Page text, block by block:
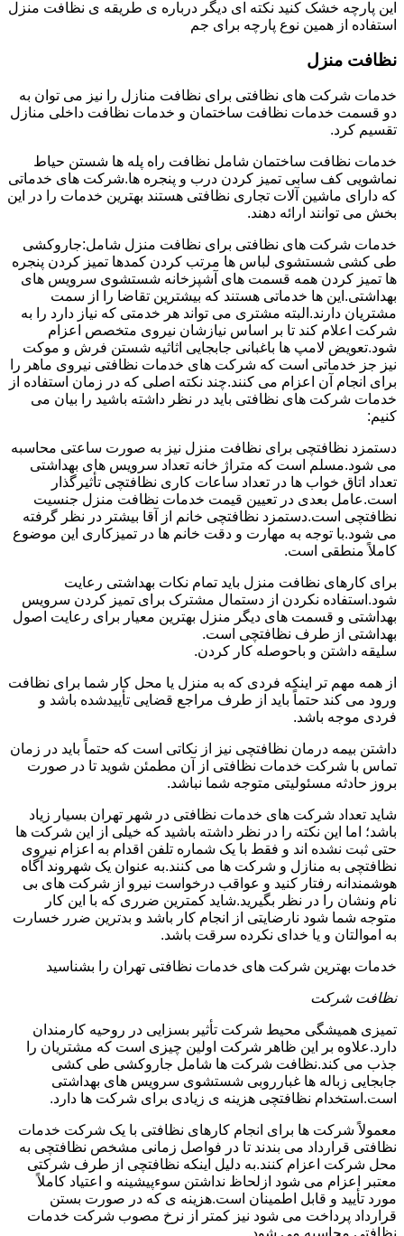
این پارچه خشک کنید نکته ای دیگر درباره ی طریقه ی نظافت منزل
استفاده از همین نوع پارچه برای جم
نظافت منزل
خدمات شرکت های نظافتی برای نظافت منازل را نیز می توان به
دو قسمت خدمات نظافت ساختمان و خدمات نظافت داخلی منازل
تقسیم کرد.
خدمات نظافت ساختمان شامل نظافت راه پله ها شستن حیاط
نماشویی کف سابی تمیز کردن درب و پنجره ها.شرکت های خدماتی
که دارای ماشین آلات تجاری نظافتی هستند بهترین خدمات را در این
بخش می توانند ارائه دهند.
خدمات شرکت های نظافتی برای نظافت منزل شامل:جاروکشی
طی کشی شستشوی لباس ها مرتب کردن کمدها تمیز کردن پنجره
ها تمیز کردن همه قسمت های آشپزخانه شستشوی سرویس های
بهداشتی.این ها خدماتی هستند که بیشترین تقاضا را از سمت
مشتریان دارند.البته مشتری می تواند هر خدمتی که نیاز دارد را به
شرکت اعلام کند تا بر اساس نیازشان نیروی متخصص اعزام
شود.تعویض لامپ ها باغبانی جابجایی اثاثیه شستن فرش و موکت
نیز جز خدماتی است که شرکت های خدمات نظافتی نیروی ماهر را
برای انجام آن اعزام می کنند.چند نکته اصلی که در زمان استفاده از
خدمات شرکت های نظافتی باید در نظر داشته باشید را بیان می
کنیم:
دستمزد نظافتچی برای نظافت منزل نیز به صورت ساعتی محاسبه
می شود.مسلم است که متراژ خانه تعداد سرویس های بهداشتی
تعداد اتاق خواب ها در تعداد ساعات کاری نظافتچی تأثیرگذار
است.عامل بعدی در تعیین قیمت خدمات نظافت منزل جنسیت
نظافتچی است.دستمزد نظافتچی خانم از آقا بیشتر در نظر گرفته
می شود.با توجه به مهارت و دقت خانم ها در تمیزکاری این موضوع
کاملاً منطقی است.
برای کارهای نظافت منزل باید تمام نکات بهداشتی رعایت
شود.استفاده نکردن از دستمال مشترک برای تمیز کردن سرویس
بهداشتی و قسمت های دیگر منزل بهترین معیار برای رعایت اصول
بهداشتی از طرف نظافتچی است.
سلیقه داشتن و باحوصله کار کردن.
از همه مهم تر اینکه فردی که به منزل یا محل کار شما برای نظافت
ورود می کند حتماً باید از طرف مراجع قضایی تأییدشده باشد و
فردی موجه باشد.
داشتن بیمه درمان نظافتچی نیز از نکاتی است که حتماً باید در زمان
تماس با شرکت خدمات نظافتی از آن مطمئن شوید تا در صورت
بروز حادثه مسئولیتی متوجه شما نباشد.
شاید تعداد شرکت های خدمات نظافتی در شهر تهران بسیار زیاد
باشد؛ اما این نکته را در نظر داشته باشید که خیلی از این شرکت ها
حتی ثبت نشده اند و فقط با یک شماره تلفن اقدام به اعزام نیروی
نظافتچی به منازل و شرکت ها می کنند.به عنوان یک شهروند آگاه
هوشمندانه رفتار کنید و عواقب درخواست نیرو از شرکت های بی
نام ونشان را در نظر بگیرید.شاید کمترین ضرری که با این کار
متوجه شما شود نارضایتی از انجام کار باشد و بدترین ضرر خسارت
به اموالتان و یا خدای نکرده سرقت باشد.
خدمات بهترین شرکت های خدمات نظافتی تهران را بشناسید
نظافت شرکت
تمیزی همیشگی محیط شرکت تأثیر بسزایی در روحیه کارمندان
دارد.علاوه بر این ظاهر شرکت اولین چیزی است که مشتریان را
جذب می کند.نظافت شرکت ها شامل جاروکشی طی کشی
جابجایی زباله ها غبارروبی شستشوی سرویس های بهداشتی
است.استخدام نظافتچی هزینه ی زیادی برای شرکت ها دارد.
معمولاً شرکت ها برای انجام کارهای نظافتی با یک شرکت خدمات
نظافتی قرارداد می بندند تا در فواصل زمانی مشخص نظافتچی به
محل شرکت اعزام کنند.به دلیل اینکه نظافتچی از طرف شرکتی
معتبر اعزام می شود ازلحاظ نداشتن سوءپیشینه و اعتیاد کاملاً
مورد تأیید و قابل اطمینان است.هزینه ی که در صورت بستن
قرارداد پرداخت می شود نیز کمتر از نرخ مصوب شرکت خدمات